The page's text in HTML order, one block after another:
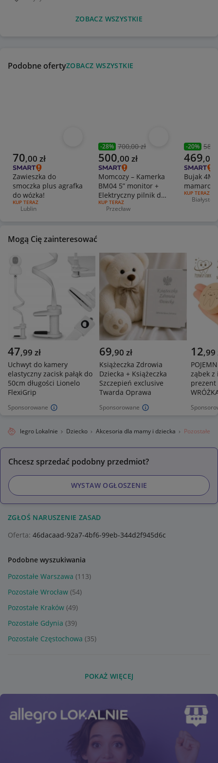
ZOBACZ WSZYSTKIE
Podobne ofertyZOBACZ WSZYSTKIE
Aktualna cena
70,00 zł
Zawieszka do
smoczka plus agrafka
do wózka!
RODZAJ OFERTY:
KUP TERAZ
Miejscowość
Lublin
Obserwuj
Poprzednia cena
-28% 700,00 zł
Aktualna cena
500,00 zł
Momcozy – Kamerka
BM04 5” monitor +
Elektryczny pilnik do
paznokci NC02
RODZAJ OFERTY:
KUP TERAZ
Miejscowość
Przecław
Obserwuj
-20%
Aktualna
469,00
Bujak
mamaroo
RODZAJ
KUP TERAZ
Białystok
Mogą Cię zainteresować
Sponsorowane
47,99 zł
Uchwyt do kamery
elastyczny zacisk pałąk do
50cm długości Lionelo
FlexiGrip
Sponsorowane
69,90 zł
Książeczka Zdrowia
Dziecka + Książeczka
Szczepień exclusive
Twarda Oprawa
12,99
ząbek z
prezent
Allegro Lokalnie Dziecko Akcesoria dla mamy i dziecka Pozostałe
Chcesz sprzedać podobny przedmiot?
WYSTAW OGŁOSZENIE
ZGŁOŚ NARUSZENIE ZASAD
Oferta: 46dacaad-92a7-4bf6-99eb-344d2f945d6c
Podobne wyszukiwania
Pozostałe Warszawa (113)
Pozostałe Wrocław (54)
Pozostałe Kraków (49)
Pozostałe Gdynia (39)
Pozostałe Częstochowa (35)
POKAŻ WIĘCEJ